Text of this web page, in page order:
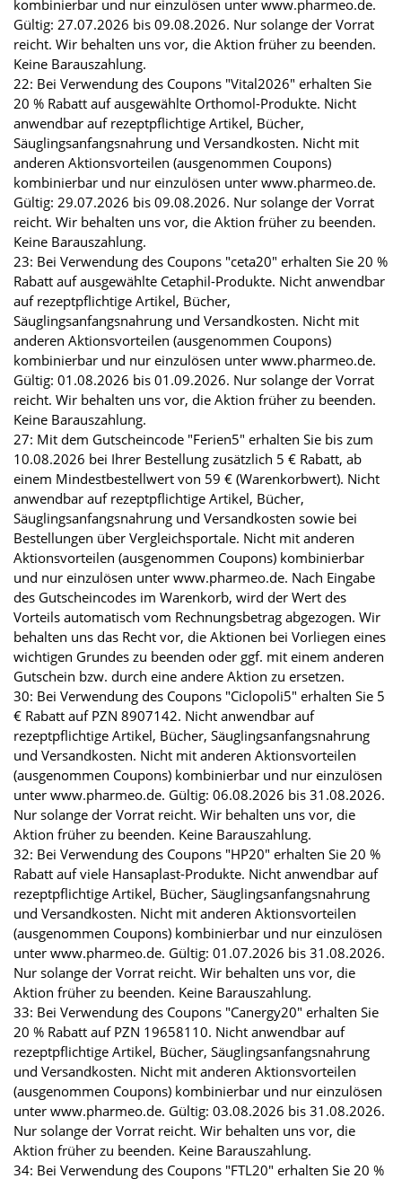
kombinierbar und nur einzulösen unter www.pharmeo.de.
Gültig: 27.07.2026 bis 09.08.2026. Nur solange der Vorrat
reicht. Wir behalten uns vor, die Aktion früher zu beenden.
Keine Barauszahlung.
22: Bei Verwendung des Coupons "Vital2026" erhalten Sie
20 % Rabatt auf ausgewählte Orthomol-Produkte. Nicht
anwendbar auf rezeptpflichtige Artikel, Bücher,
Säuglingsanfangsnahrung und Versandkosten. Nicht mit
anderen Aktionsvorteilen (ausgenommen Coupons)
kombinierbar und nur einzulösen unter www.pharmeo.de.
Gültig: 29.07.2026 bis 09.08.2026. Nur solange der Vorrat
reicht. Wir behalten uns vor, die Aktion früher zu beenden.
Keine Barauszahlung.
23: Bei Verwendung des Coupons "ceta20" erhalten Sie 20 %
Rabatt auf ausgewählte Cetaphil-Produkte. Nicht anwendbar
auf rezeptpflichtige Artikel, Bücher,
Säuglingsanfangsnahrung und Versandkosten. Nicht mit
anderen Aktionsvorteilen (ausgenommen Coupons)
kombinierbar und nur einzulösen unter www.pharmeo.de.
Gültig: 01.08.2026 bis 01.09.2026. Nur solange der Vorrat
reicht. Wir behalten uns vor, die Aktion früher zu beenden.
Keine Barauszahlung.
27: Mit dem Gutscheincode "Ferien5" erhalten Sie bis zum
10.08.2026 bei Ihrer Bestellung zusätzlich 5 € Rabatt, ab
einem Mindestbestellwert von 59 € (Warenkorbwert). Nicht
anwendbar auf rezeptpflichtige Artikel, Bücher,
Säuglingsanfangsnahrung und Versandkosten sowie bei
Bestellungen über Vergleichsportale. Nicht mit anderen
Aktionsvorteilen (ausgenommen Coupons) kombinierbar
und nur einzulösen unter www.pharmeo.de. Nach Eingabe
des Gutscheincodes im Warenkorb, wird der Wert des
Vorteils automatisch vom Rechnungsbetrag abgezogen. Wir
behalten uns das Recht vor, die Aktionen bei Vorliegen eines
wichtigen Grundes zu beenden oder ggf. mit einem anderen
Gutschein bzw. durch eine andere Aktion zu ersetzen.
30: Bei Verwendung des Coupons "Ciclopoli5" erhalten Sie 5
€ Rabatt auf PZN 8907142. Nicht anwendbar auf
rezeptpflichtige Artikel, Bücher, Säuglingsanfangsnahrung
und Versandkosten. Nicht mit anderen Aktionsvorteilen
(ausgenommen Coupons) kombinierbar und nur einzulösen
unter www.pharmeo.de. Gültig: 06.08.2026 bis 31.08.2026.
Nur solange der Vorrat reicht. Wir behalten uns vor, die
Aktion früher zu beenden. Keine Barauszahlung.
32: Bei Verwendung des Coupons "HP20" erhalten Sie 20 %
Rabatt auf viele Hansaplast-Produkte. Nicht anwendbar auf
rezeptpflichtige Artikel, Bücher, Säuglingsanfangsnahrung
und Versandkosten. Nicht mit anderen Aktionsvorteilen
(ausgenommen Coupons) kombinierbar und nur einzulösen
unter www.pharmeo.de. Gültig: 01.07.2026 bis 31.08.2026.
Nur solange der Vorrat reicht. Wir behalten uns vor, die
Aktion früher zu beenden. Keine Barauszahlung.
33: Bei Verwendung des Coupons "Canergy20" erhalten Sie
20 % Rabatt auf PZN 19658110. Nicht anwendbar auf
rezeptpflichtige Artikel, Bücher, Säuglingsanfangsnahrung
und Versandkosten. Nicht mit anderen Aktionsvorteilen
(ausgenommen Coupons) kombinierbar und nur einzulösen
unter www.pharmeo.de. Gültig: 03.08.2026 bis 31.08.2026.
Nur solange der Vorrat reicht. Wir behalten uns vor, die
Aktion früher zu beenden. Keine Barauszahlung.
34: Bei Verwendung des Coupons "FTL20" erhalten Sie 20 %